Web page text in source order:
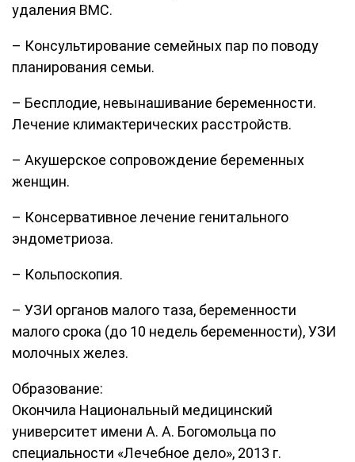
удаления ВМС.
– Консультирование семейных пар по поводу
планирования семьи.
– Бесплодие, невынашивание беременности.
Лечение климактерических расстройств.
– Акушерское сопровождение беременных
женщин.
– Консервативное лечение генитального
эндометриоза.
– Кольпоскопия.
– УЗИ органов малого таза, беременности
малого срока (до 10 недель беременности), УЗИ
молочных желез.
Образование:
Окончила Национальный медицинский
университет имени А. А. Богомольца по
специальности «Лечебное дело», 2013 г.